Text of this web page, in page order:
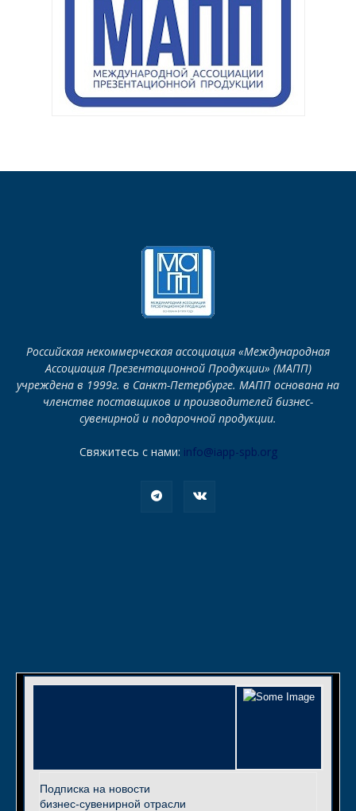
Российская некоммерческая ассоциация «Международная
Ассоциация Презентационной Продукции» (МАПП)
учреждена в 1999г. в Санкт-Петербурге. МАПП основана на
членстве поставщиков и производителей бизнес-
сувенирной и подарочной продукции.
Свяжитесь с нами: info@iapp-spb.org
Подписка на новости
бизнес-сувенирной отрасли